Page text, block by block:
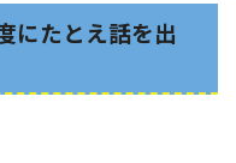
にたとえ話を出